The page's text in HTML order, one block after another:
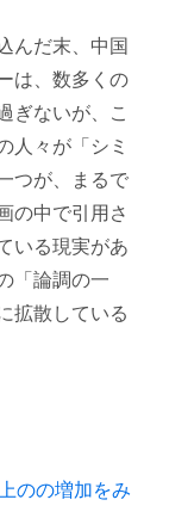
んだ末、中国
は、数多くの
ぎないが、こ
人々が「シミ
つが、まるで
の中で引用さ
いる現実があ
「論調の一
拡散している
のの増加をみ